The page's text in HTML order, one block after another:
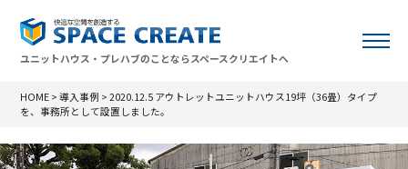
ユニットハウス・プレハブのことならスペースクリエイトへ
HOME >導入事例 >2020.12.5 アウトレットユニットハウス19坪（36畳）タイプ
を、事務所として設置しました。